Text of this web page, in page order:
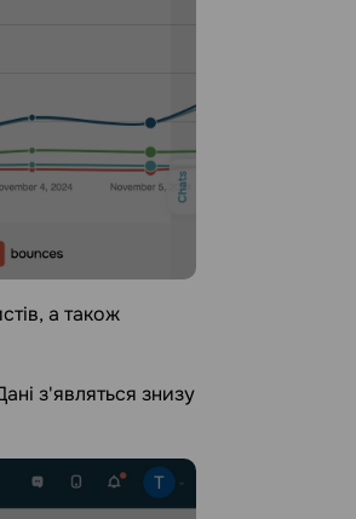
а також
з'являться знизу